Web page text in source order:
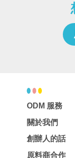
ODM 服務
關於我們
創辦人的話
原料商合作